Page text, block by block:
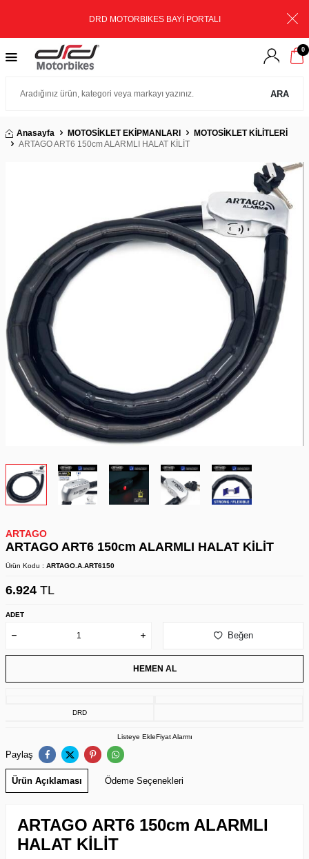
DRD MOTORBIKES BAYİ PORTALI
ARA
0
Anasayfa MOTOSİKLET EKİPMANLARI
MOTOSİKLET KİLİTLERİ
ARTAGO ART6 150cm ALARMLI HALAT KİLİT
ARTAGO
ARTAGO ART6 150cm ALARMLI HALAT KİLİT
Ürün Kodu : ARTAGO.A.ART6150
6.924 TL
ADET
Beğen
HEMEN AL
DRD
Listeye EkleFiyat Alarmı
Paylaş
Ürün Açıklaması Ödeme Seçenekleri
ARTAGO ART6 150cm ALARMLI
HALAT KİLİT